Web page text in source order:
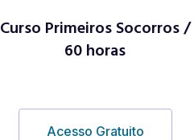
Curso Primeiros Socorros /
60 horas
Acesso Gratuito